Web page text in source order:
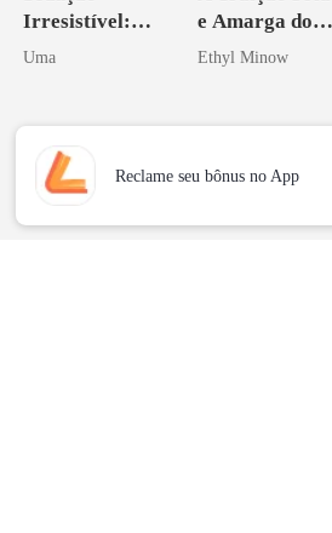
Irresistível:
Amar de
Uma
e Amarga do
Bilionário
Ethyl Minow
Reclame seu bônus no App